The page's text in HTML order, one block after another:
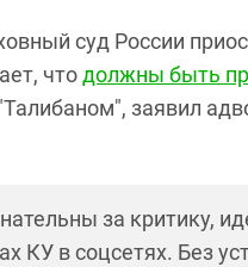
суд России
чтодолжны быть
заявил
за критику,
КУ в соцсетях. Без